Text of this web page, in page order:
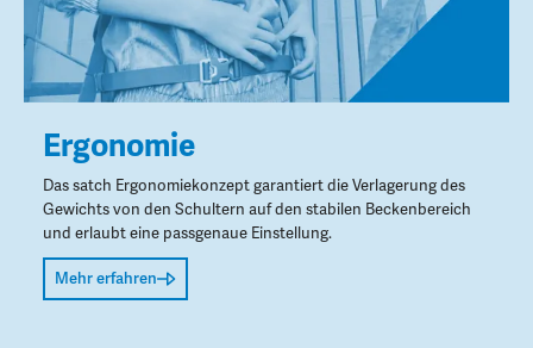
Ergonomie
Das satch Ergonomiekonzept garantiert die Verlagerung des
Gewichts von den Schultern auf den stabilen Beckenbereich
und erlaubt eine passgenaue Einstellung.
Mehr erfahren